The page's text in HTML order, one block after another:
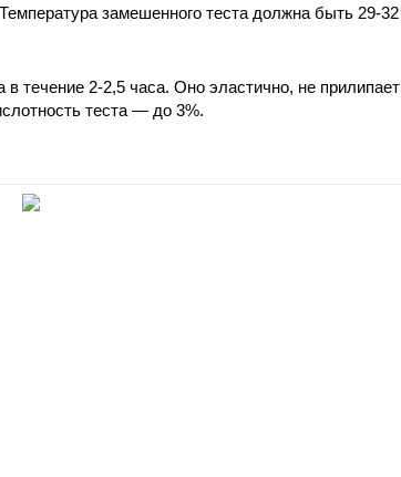
замешенного теста должна быть 29-32
течение 2-2,5 часа. Оно эластично, не прилипает
теста — до 3%.